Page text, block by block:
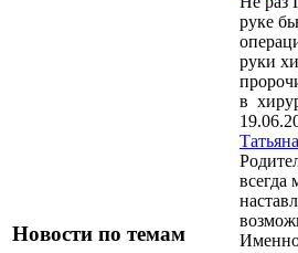
Новости по темам
руке
руки
в
всегда